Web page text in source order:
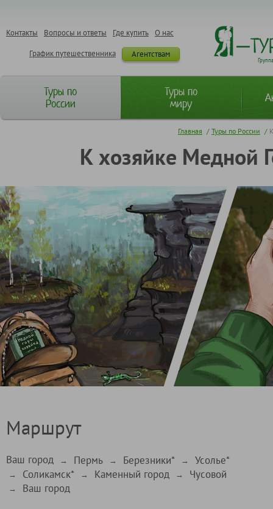
О нас
Где купить
Вопросы и ответы
Контакты
Агентствам
График путешественника
Туры по
России
Туры по
миру
Главная / Туры по России /
К хозяйке Медной
Маршрут
Ваш город → Пермь → Березники* → Усолье*
→ Соликамск* → Каменный город → Чусовой
→ Ваш город